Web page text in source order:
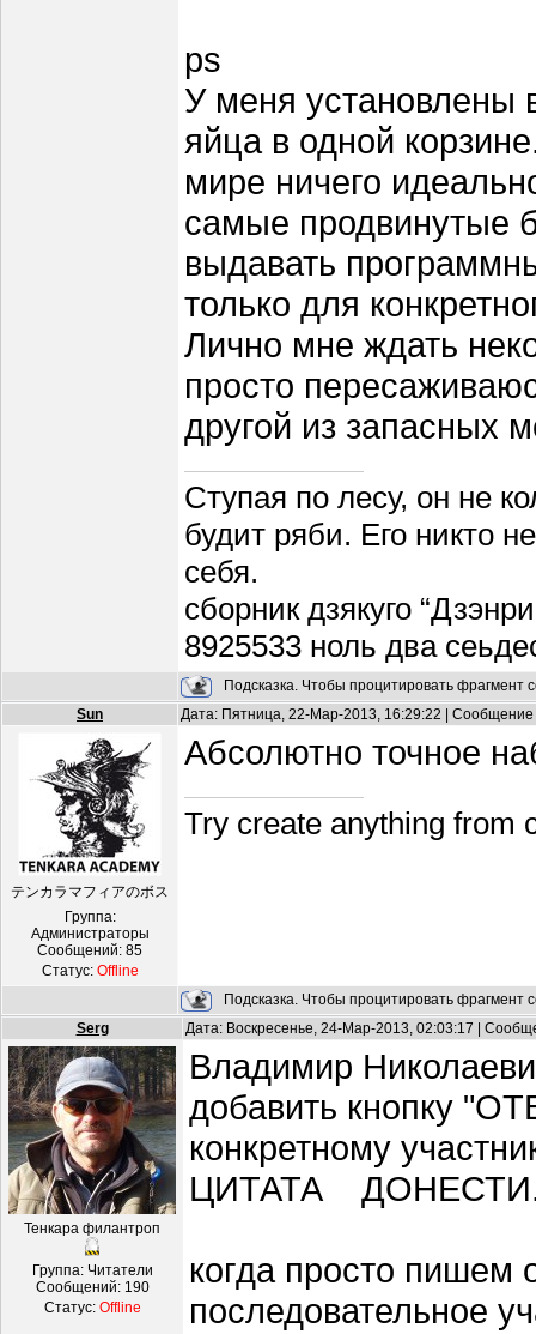
ps
У меня установлены
яйца в одной
мире ничего
самые продвинутые
выдавать
только для
Лично мне ждать
просто
другой из запасных
Ступая по лесу, он не
будит ряби. Его никто
себя.
сборник дзякуго
8925533 ноль два
Подсказка. Чтобы процитировать фрагмент
Sun
Дата: Пятница, 22-Мар-2013, 16:29:22 |
テンカラマフィアのボス
Группа:
Администраторы
Сообщений: 85
Статус: Offline
Абсолютно точное
Try create anything from
Подсказка. Чтобы процитировать фрагмент
Serg
Дата: Воскресенье, 24-Мар-2013, 02:03:17 |
Тенкара филантроп
Группа: Читатели
Сообщений: 190
Статус: Offline
Владимир
добавить кнопку
конкретному
ЦИТАТА
когда просто пишем
последовательное